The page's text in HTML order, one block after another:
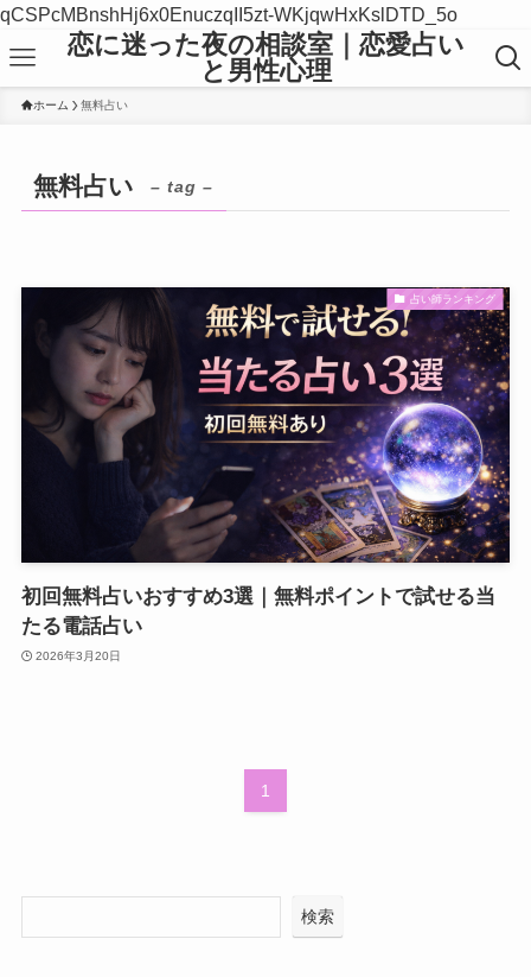
qCSPcMBnshHj6x0EnuczqII5zt-WKjqwHxKslDTD_5o
恋に迷った夜の相談室｜恋愛占い
と男性心理
ホーム 無料占い
無料占い – tag –
占い師ランキング
初回無料占いおすすめ3選｜無料ポイントで試せる当
たる電話占い
2026年3月20日
1
検索